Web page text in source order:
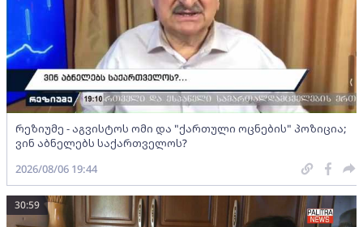
რეზიუმე - აგვისტოს ომი და "ქართული ოცნების" პოზიცია;
ვინ აბნელებს საქართველოს?
2026/08/06 19:44
30:59